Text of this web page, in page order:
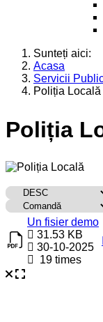
Sunteți aici:
Acasa
Servicii
Poliția Locală
Poliția
Titlu
Descărcare
Un fisier demo
31.53 KB
30-10-2025
19 times